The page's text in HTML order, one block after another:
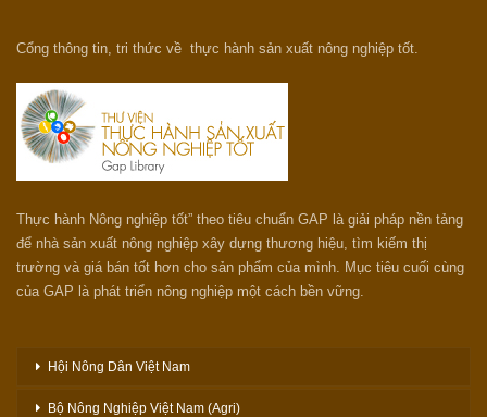
Cổng thông tin, tri thức về thực hành sản xuất nông nghiệp tốt.
Thực hành Nông nghiệp tốt” theo tiêu chuẩn GAP là giải pháp nền tảng
để nhà sản xuất nông nghiệp xây dựng thương hiệu, tìm kiếm thị
trường và giá bán tốt hơn cho sản phẩm của mình. Mục tiêu cuối cùng
của GAP là phát triển nông nghiệp một cách bền vững.
Hội Nông Dân Việt Nam
Bộ Nông Nghiệp Việt Nam (Agri)